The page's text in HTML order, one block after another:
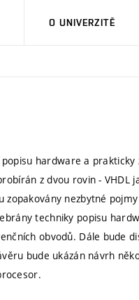
O UNIVERZITĚ
hardware a prakticky
z dvou rovin - VHDL
nezbytné
techniky popisu
obvodů. Dále bude
bude ukázán návrh